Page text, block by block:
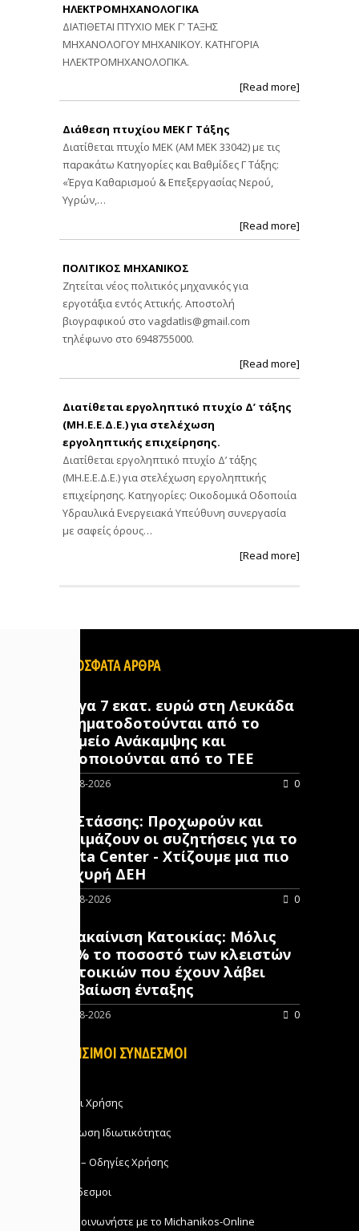
ΗΛΕΚΤΡΟΜΗΧΑΝΟΛΟΓΙΚΑ
ΔΙΑΤΙΘΕΤΑΙ ΠΤΥΧΙΟ ΜΕΚ Γ' ΤΑΞΗΣ
ΜΗΧΑΝΟΛΟΓΟΥ ΜΗΧΑΝΙΚΟΥ. ΚΑΤΗΓΟΡΙΑ
ΗΛΕΚΤΡΟΜΗΧΑΝΟΛΟΓΙΚΑ.
[Read more]
Διάθεση πτυχίου ΜΕΚ Γ Τάξης
Διατίθεται πτυχίο ΜΕΚ (ΑΜ ΜΕΚ 33042) με τις
παρακάτω Κατηγορίες και Βαθμίδες Γ Τάξης:
«Έργα Καθαρισμού & Επεξεργασίας Νερού,
Υγρών,…
[Read more]
ΠΟΛΙΤΙΚΟΣ ΜΗΧΑΝΙΚΟΣ
Ζητείται νέος πολιτικός μηχανικός για
εργοτάξια εντός Αττικής. Αποστολή
βιογραφικού στο vagdatlis@gmail.com
τηλέφωνο στο 6948755000.
[Read more]
Διατίθεται εργοληπτικό πτυχίο Δ’ τάξης
(ΜΗ.Ε.Ε.Δ.Ε.) για στελέχωση
εργοληπτικής επιχείρησης.
Διατίθεται εργοληπτικό πτυχίο Δ’ τάξης
(ΜΗ.Ε.Ε.Δ.Ε.) για στελέχωση εργοληπτικής
επιχείρησης. Κατηγορίες: Οικοδομικά Οδοποιία
Υδραυλικά Ενεργειακά Υπεύθυνη συνεργασία
με σαφείς όρους…
[Read more]
ΠΡΟΣΦΑΤΑ ΑΡΘΡΑ
Έργα 7 εκατ. ευρώ στη Λευκάδα
χρηματοδοτούνται από το
Ταμείο Ανάκαμψης και
υλοποιούνται από το ΤΕΕ
06-08-2026 0
Γ. Στάσσης: Προχωρούν και
ωριμάζουν οι συζητήσεις για το
Data Center - Χτίζουμε μια πιο
ισχυρή ΔΕΗ
06-08-2026 0
Ανακαίνιση Κατοικίας: Μόλις
10% το ποσοστό των κλειστών
κατοικιών που έχουν λάβει
βεβαίωση ένταξης
06-08-2026 0
ΧΡΗΣΙΜΟΙ ΣΥΝΔΕΣΜΟΙ
Όροι Χρήσης
Δήλωση Ιδιωτικότητας
FAQ – Οδηγίες Χρήσης
Σύνδεσμοι
Επικοινωνήστε με το Michanikos-Online